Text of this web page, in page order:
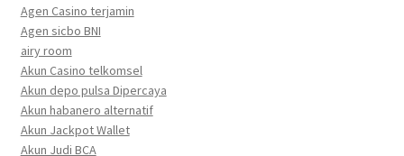
Agen Casino terjamin
Agen sicbo BNI
airy room
Akun Casino telkomsel
Akun depo pulsa Dipercaya
Akun habanero alternatif
Akun Jackpot Wallet
Akun Judi BCA